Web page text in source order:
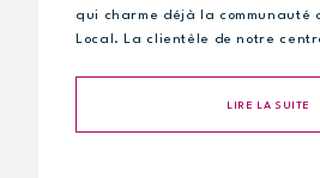
qui charme déjà la communauté
Local. La clientèle de notre
LIRE LA SUITE